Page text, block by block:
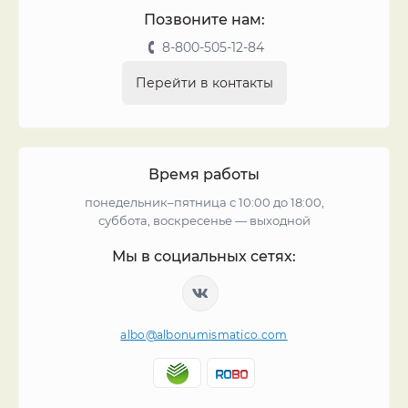
Позвоните нам:
8-800-505-12-84
Перейти в контакты
Время работы
понедельник–пятница с 10:00 до 18:00,
суббота, воскресенье — выходной
Мы в социальных сетях:
albo@albonumismatico.com